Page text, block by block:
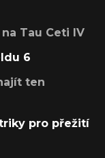
Tau Ceti IV
6
ten
pro přežití